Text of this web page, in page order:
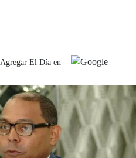
Agregar El Día en